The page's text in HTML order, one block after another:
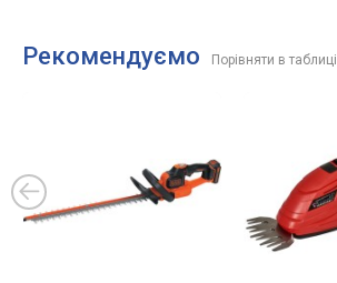
Рекомендуємо Порівняти в таблиці